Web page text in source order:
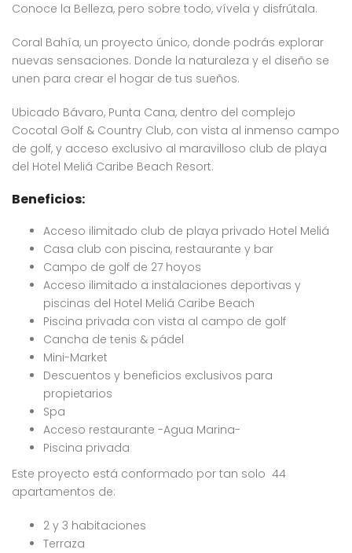
Conoce la Belleza, pero sobre todo, vívela y disfrútala.
Coral Bahía, un proyecto único, donde podrás explorar
nuevas sensaciones. Donde la naturaleza y el diseño se
unen para crear el hogar de tus sueños.
Ubicado Bávaro, Punta Cana, dentro del complejo
Cocotal Golf & Country Club, con vista al inmenso campo
de golf, y acceso exclusivo al maravilloso club de playa
del Hotel Meliá Caribe Beach Resort.
Beneficios:
Acceso ilimitado club de playa privado Hotel Meliá
Casa club con piscina, restaurante y bar
Campo de golf de 27 hoyos
Acceso ilimitado a instalaciones deportivas y
piscinas del Hotel Meliá Caribe Beach
Piscina privada con vista al campo de golf
Cancha de tenis & pádel
Mini-Market
Descuentos y beneficios exclusivos para
propietarios
Spa
Acceso restaurante -Agua Marina-
Piscina privada
Este proyecto está conformado por tan solo 44
apartamentos de:
2 y 3 habitaciones
Terraza